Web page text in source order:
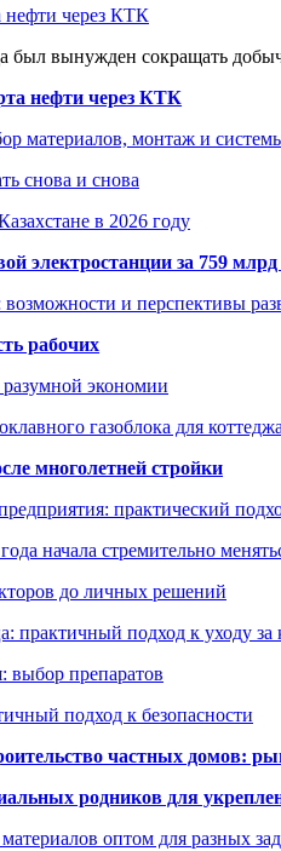
нефти через КТК
был вынужден сокращать
нефти через КТК
материалов, монтаж и
снова и снова
в 2026 году
электростанции за 759 млрд
и перспективы
рабочих
разумной экономии
газоблока для коттеджа
многолетней стройки
практический
начала стремительно
до личных решений
практичный подход к уходу за
препаратов
подход к безопасности
частных домов:
родников для
оптом для разных